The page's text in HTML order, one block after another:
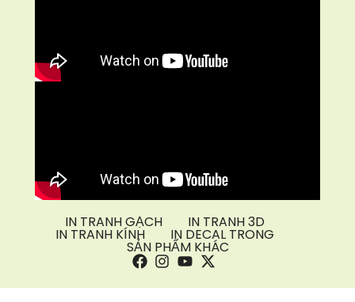
IN TRANH GẠCH IN TRANH 3D
IN TRANH KÍNH IN DECAL TRONG
SẢN PHẨM KHÁC